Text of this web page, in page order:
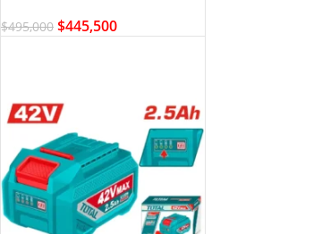
$495,000 $445,500